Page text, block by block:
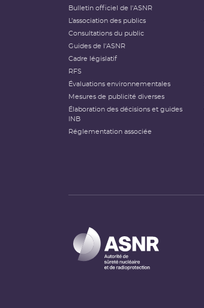
Bulletin officiel de l'ASNR
L’association des publics
Consultations du public
Guides de l'ASNR
Cadre législatif
RFS
Évaluations environnementales
Mesures de publicité diverses
Élaboration des décisions et guides
INB
Réglementation associée